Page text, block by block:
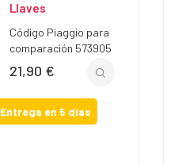
Llaves
Código Piaggio para
comparación 573905
Precio
21,90 €
Entrega en 5 días